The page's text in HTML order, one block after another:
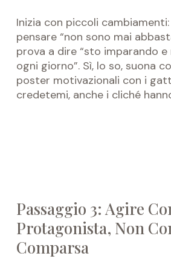
Inizia con piccoli
pensare “non sono mai
prova a dire “sto imparando
ogni giorno”. Sì, lo so, suona
poster motivazionali con i
credetemi, anche i cliché
Passaggio 3: Agire
Protagonista, Non
Comparsa